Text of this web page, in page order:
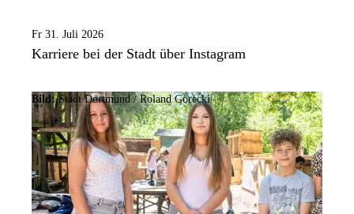
Fr 31. Juli 2026
Karriere bei der Stadt über Instagram
Bild:Stadt Dortmund / Roland Gorecki